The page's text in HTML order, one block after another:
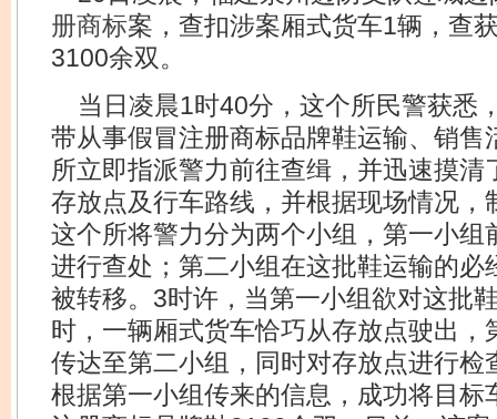
册商标案，查扣涉案厢式货车1辆，查
3100余双。
当日凌晨1时40分，这个所民警获悉
带从事假冒注册商标品牌鞋运输、销售
所立即指派警力前往查缉，并迅速摸
存放点及行车路线，并根据现场情况，
这个所将警力分为两个小组，第一小组
进行查处；第二小组在这批鞋运输的必
被转移。3时许，当第一小组欲对这批
时，一辆厢式货车恰巧从存放点驶出，
传达至第二小组，同时对存放点进行检
根据第一小组传来的信息，成功将目标